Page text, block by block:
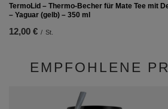
TermoLid – Thermo‑Becher für Mate Tee mit
– Yaguar (gelb) – 350 ml
12,00 € / St.
EMPFOHLENE